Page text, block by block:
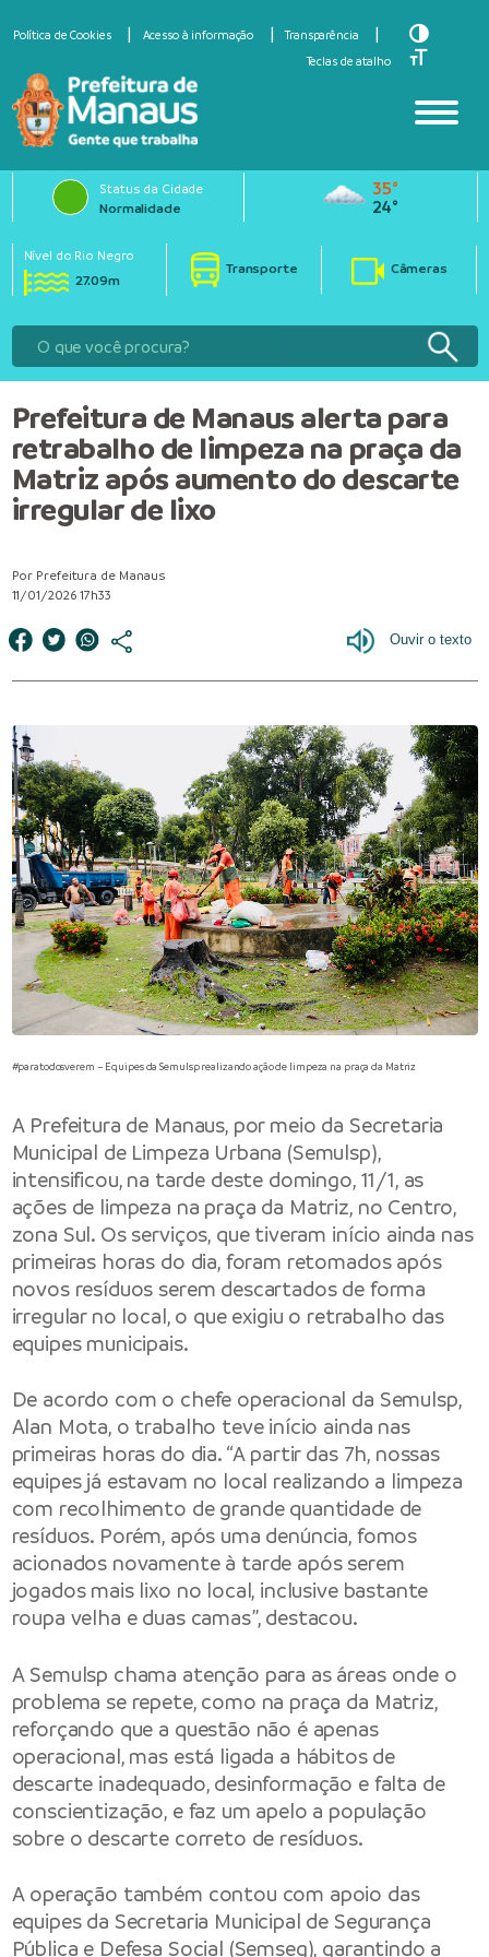
Política de Cookies Acesso à informação
Transparência
Teclas de atalho
Toggle
Toggle
Status da Cidade
Normalidade
35°
24°
Nível do Rio Negro
27.09m
Transporte Câmeras
Prefeitura de Manaus alerta para
retrabalho de limpeza na praça da
Matriz após aumento do descarte
irregular de lixo
Por Prefeitura de Manaus
11/01/2026 17h33
#paratodosverem – Equipes da Semulsp realizando ação de limpeza na praça da Matriz
A Prefeitura de Manaus, por meio da Secretaria
Municipal de Limpeza Urbana (Semulsp),
intensificou, na tarde deste domingo, 11/1, as
ações de limpeza na praça da Matriz, no Centro,
zona Sul. Os serviços, que tiveram início ainda nas
primeiras horas do dia, foram retomados após
novos resíduos serem descartados de forma
irregular no local, o que exigiu o retrabalho das
equipes municipais.
De acordo com o chefe operacional da Semulsp,
Alan Mota, o trabalho teve início ainda nas
primeiras horas do dia. “A partir das 7h, nossas
equipes já estavam no local realizando a limpeza
com recolhimento de grande quantidade de
resíduos. Porém, após uma denúncia, fomos
acionados novamente à tarde após serem
jogados mais lixo no local, inclusive bastante
roupa velha e duas camas”, destacou.
A Semulsp chama atenção para as áreas onde o
problema se repete, como na praça da Matriz,
reforçando que a questão não é apenas
operacional, mas está ligada a hábitos de
descarte inadequado, desinformação e falta de
conscientização, e faz um apelo a população
sobre o descarte correto de resíduos.
A operação também contou com apoio das
equipes da Secretaria Municipal de Segurança
Pública e Defesa Social (Semseg), garantindo a